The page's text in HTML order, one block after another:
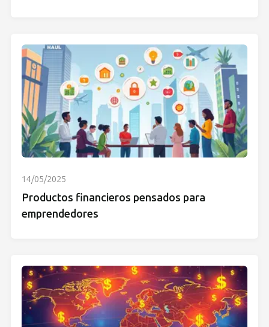
14/05/2025
Productos financieros pensados para
emprendedores